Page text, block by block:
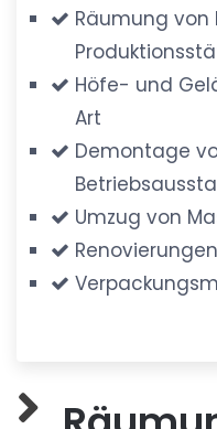
Räumung von
Höfe- und
Art
Demontage
Umzug von